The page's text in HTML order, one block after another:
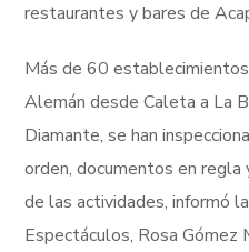
restaurantes y bares de
Más de 60
Alemán desde Caleta a La
Diamante, se han
orden, documentos en
de las actividades, informó
Espectáculos, Rosa Gómez